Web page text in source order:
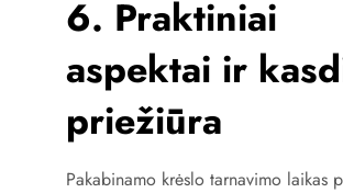
6. Praktiniai
aspektai ir
priežiūra
Pakabinamo krėslo tarnavimo laikas